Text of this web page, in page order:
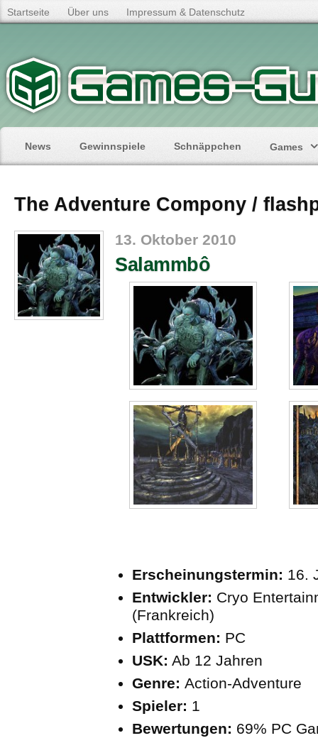
Startseite Über uns Impressum & Datenschutz
News Gewinnspiele Schnäppchen Games
The Adventure Compony /
13. Oktober 2010
Salammbô
Erscheinungstermin: 16.
Entwickler: Cryo
(Frankreich)
Plattformen: PC
USK: Ab 12 Jahren
Genre: Action-Adventure
Spieler: 1
Bewertungen: 69% PC